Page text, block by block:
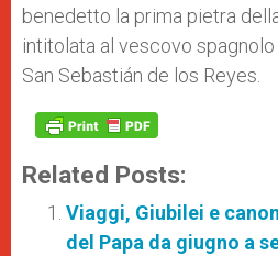
benedetto la prima pietra
intitolata al vescovo spagnolo
San Sebastián de los Reyes.
Related Posts:
Viaggi, Giubilei e
del Papa da giugno a